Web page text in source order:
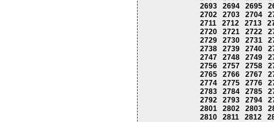
2693
2694 2695
2702
2703 2704
2711
2712 2713
2720
2721 2722
2729
2730 2731
2738
2739 2740
2747
2748 2749
2756
2757 2758
2765
2766 2767
2774
2775 2776
2783
2784 2785
2792
2793 2794
2801
2802 2803
2810
2811 2812